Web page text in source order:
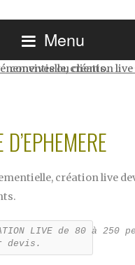
Menu
création live
devis.